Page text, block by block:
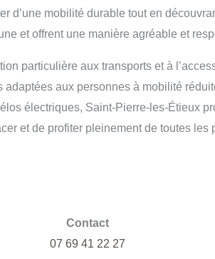
d’une mobilité durable tout en
et offrent une manière agréable et
particulière aux transports et à
aux personnes à mobilité
électriques, Saint-Pierre-les-Étieux
et de profiter pleinement de toutes les
Contact
07 69 41 22 27